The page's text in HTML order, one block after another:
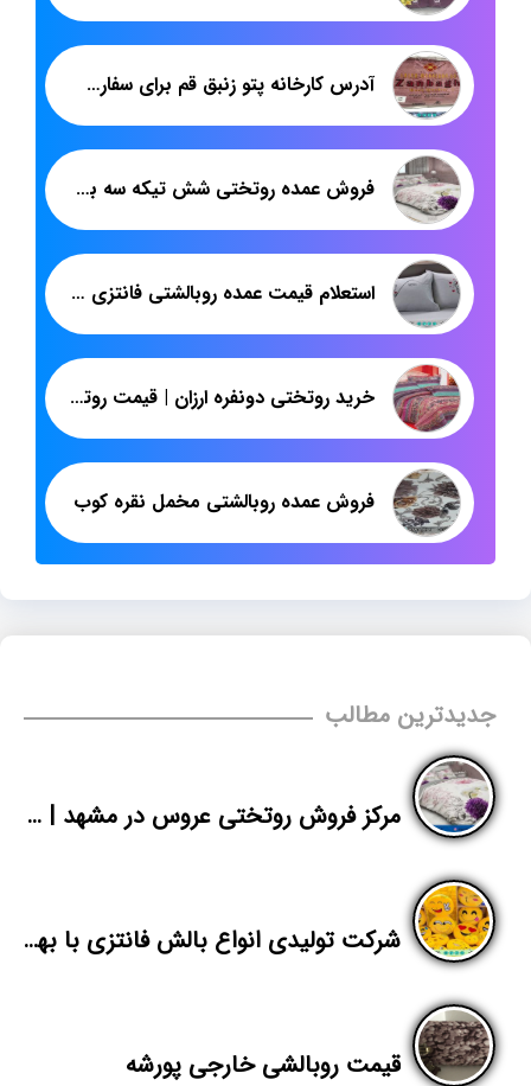
آدرس کارخانه پتو زنبق قم برای سفارش عمده صادراتی
فروش عمده روتختی شش تیکه سه بعدی در تهران
استعلام قیمت عمده روبالشتی فانتزی عروس در تهران
خرید روتختی دونفره ارزان | قیمت روتختی اسپرت پلی استر | پاندا
فروش عمده روبالشتی مخمل نقره کوب
جدیدترین مطالب
مرکز فروش روتختی عروس در مشهد | قیمت انواع روتختی دونفره | پاندا
شرکت تولیدی انواع بالش فانتزی با بهترین قیمت
قیمت روبالشی خارجی پورشه